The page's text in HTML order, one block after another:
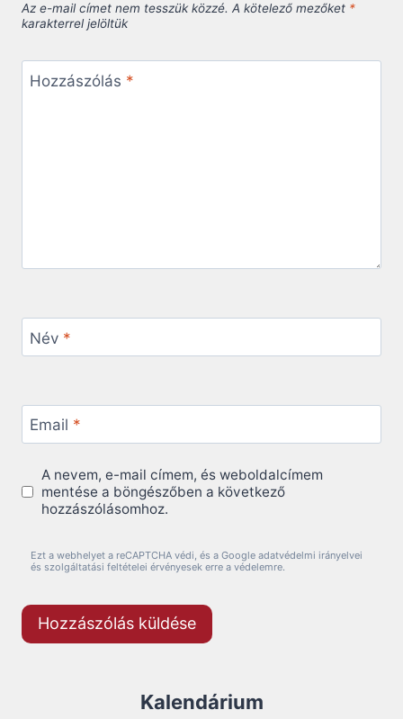
Az e-mail címet nem tesszük közzé. A kötelező mezőket *
karakterrel jelöltük
Hozzászólás *
Név *
Email *
A nevem, e-mail címem, és weboldalcímem
mentése a böngészőben a következő
hozzászólásomhoz.
Ezt a webhelyet a reCAPTCHA védi, és a Google adatvédelmi irányelvei
és szolgáltatási feltételei érvényesek erre a védelemre.
Kalendárium